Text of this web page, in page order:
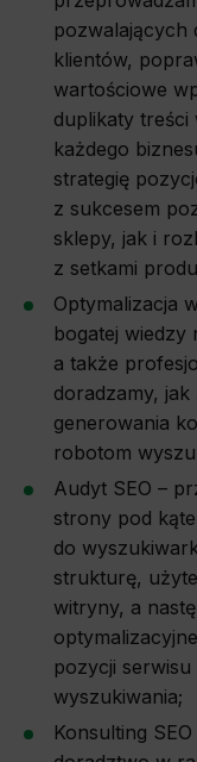
klientów,
wartościowe
duplikaty treści
każdego
strategię
z sukcesem
sklepy, jak i
z setkami
Optymalizacja
bogatej wiedzy
a także
doradzamy,
generowania
robotom
Audyt SEO –
strony pod
do
strukturę,
witryny, a
pozycji
wyszukiwania;
Konsulting